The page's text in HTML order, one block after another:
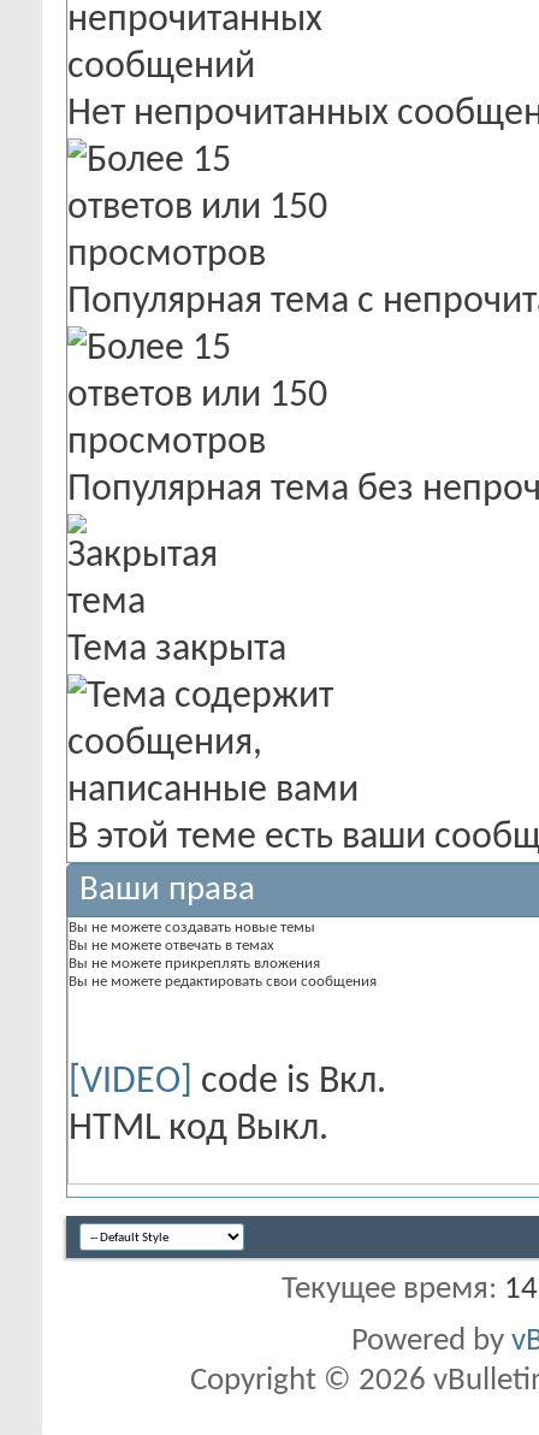
Нет непрочитанных
Популярная тема с
Популярная тема без
Тема закрыта
В этой теме есть ваши
Ваши права
Вы не можете создавать новые темы
Вы не можете отвечать в темах
Вы не можете прикреплять вложения
Вы не можете редактировать свои сообщения
[VIDEO] code is Вкл.
HTML код Выкл.
Текущее время:
Powered by
Copyright © 2026